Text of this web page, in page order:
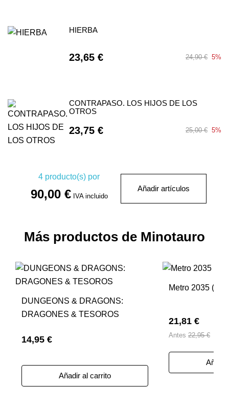
HIERBA
23,65 € 24,90 € 5%
CONTRAPASO. LOS HIJOS DE LOS
OTROS
23,75 € 25,00 € 5%
4 producto(s) por
90,00 € IVA incluido
Añadir artículos
Más productos de Minotauro
DUNGEONS & DRAGONS:
DRAGONES & TESOROS
14,95 €
Añadir al carrito
Metro 2035 (NE)
21,81 €
Antes 22,95 €